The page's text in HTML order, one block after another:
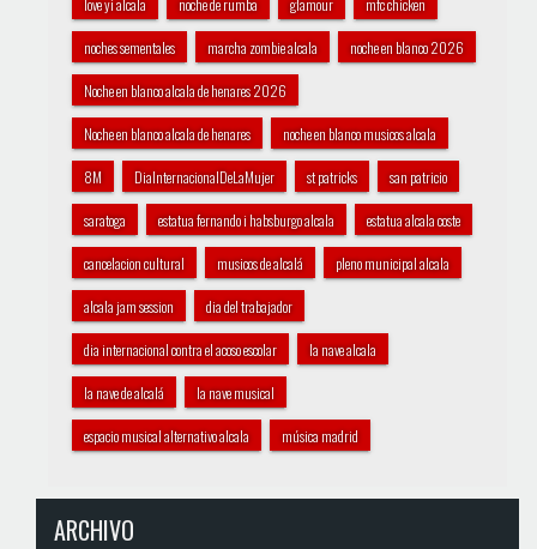
love yi alcala noche de rumba glamour mfc chicken
noches sementales marcha zombie alcala noche en blanco 2026
Noche en blanco alcala de henares 2026
Noche en blanco alcala de henares noche en blanco musicos alcala
8M DiaInternacionalDeLaMujer st patricks san patricio
saratoga estatua fernando i habsburgo alcala estatua alcala coste
cancelacion cultural musicos de alcalá pleno municipal alcala
alcala jam session dia del trabajador
dia internacional contra el acoso escolar la nave alcala
la nave de alcalá la nave musical
espacio musical alternativo alcala música madrid
ARCHIVO